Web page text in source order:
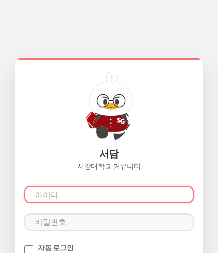
서담
서강대학교 커뮤니티
자동 로그인